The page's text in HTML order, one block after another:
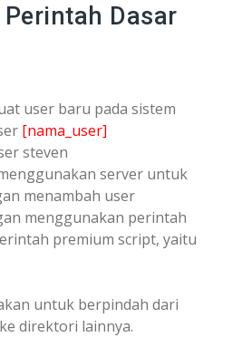
Dasar
user baru pada sistem
[nama_user]
steven
server untuk
menambah user
menggunakan perintah
premium script, yaitu
untuk berpindah dari
direktori lainnya.